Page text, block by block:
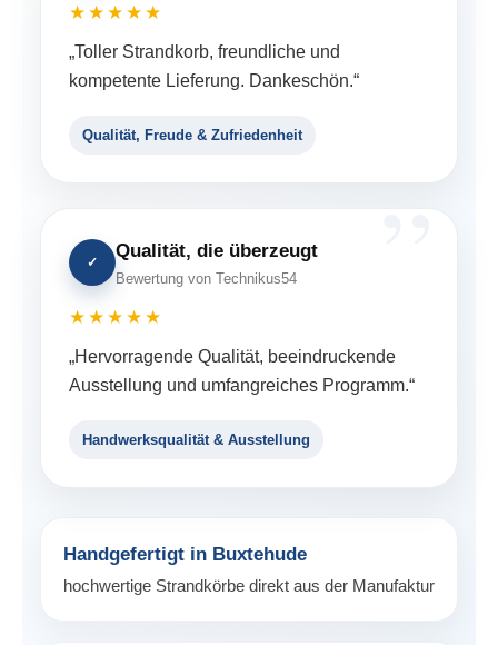
★★★★★
„Toller Strandkorb, freundliche und
kompetente Lieferung. Dankeschön.“
Qualität, Freude & Zufriedenheit
✓
Qualität, die überzeugt
Bewertung von Technikus54
★★★★★
„Hervorragende Qualität, beeindruckende
Ausstellung und umfangreiches Programm.“
Handwerksqualität & Ausstellung
Handgefertigt in Buxtehude
hochwertige Strandkörbe direkt aus der Manufaktur